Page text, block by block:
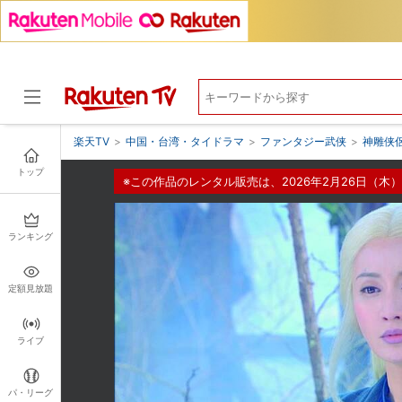
トップ
ランキング
定額見放題
ライブ
パ・リーグ
楽天TV > 中国・台湾・タイドラマ > ファンタジー武侠 > 神雕侠
※この作品のレンタル販売は、2026年2月26日（木